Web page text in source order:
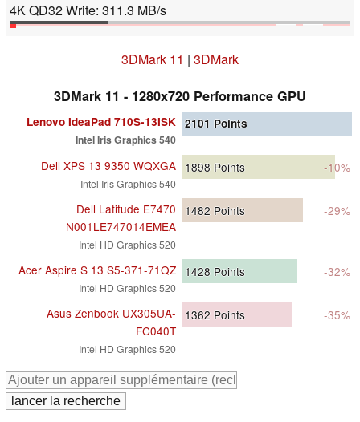
4K QD32 Write: 311.3 MB/s
3DMark 11 | 3DMark
3DMark 11 - 1280x720 Performance GPU
Lenovo IdeaPad 710S-13ISK
Intel Iris Graphics 540
2101 Points
Dell XPS 13 9350 WQXGA
Intel Iris Graphics 540
1898 Points -10%
Dell Latitude E7470
N001LE747014EMEA
Intel HD Graphics 520
1482 Points -29%
Acer Aspire S 13 S5-371-71QZ
Intel HD Graphics 520
1428 Points -32%
Asus Zenbook UX305UA-
FC040T
Intel HD Graphics 520
1362 Points -35%